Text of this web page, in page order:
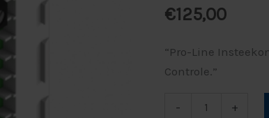
€125,00
“Pro-Line
Controle.”
-
868
aantal
+